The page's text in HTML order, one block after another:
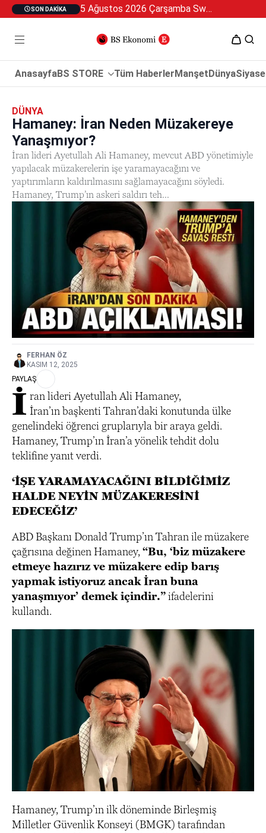
SON DAKIKA 5 Ağustos 2026 Çarşamba Swan Özel 2
AnasayfaBS STORE Tüm HaberlerManşetDünya
DÜNYA
Hamaney: İran Neden Müzakereye
Yanaşmıyor?
İran lideri Ayetullah Ali Hamaney, mevcut ABD yönetimiyle
yapılacak müzakerelerin işe yaramayacağını ve
yaptırımların kaldırılmasını sağlamayacağını söyledi.
Hamaney, Trump’ın askeri saldırı teh...
FERHAN ÖZ
KASIM 12, 2025
PAYLAŞ
İ ran lideri Ayetullah Ali Hamaney,
İran’ın başkenti Tahran’daki konutunda ülke
genelindeki öğrenci gruplarıyla bir araya geldi.
Hamaney, Trump’ın İran’a yönelik tehdit dolu
teklifine yanıt verdi.
‘İŞE YARAMAYACAĞINI BİLDİĞİMİZ
HALDE NEYİN MÜZAKERESİNİ
EDECEĞİZ’
ABD Başkanı Donald Trump’ın Tahran ile müzakere
çağrısına değinen Hamaney,“Bu, ‘biz müzakere
etmeye hazırız ve müzakere edip barış
yapmak istiyoruz ancak İran buna
yanaşmıyor’ demek içindir.”ifadelerini
kullandı.
Hamaney, Trump’ın ilk döneminde Birleşmiş
Milletler Güvenlik Konseyi (BMGK) tarafından